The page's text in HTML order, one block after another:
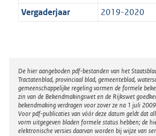
Vergaderjaar
2019-2020
Disclaimer
De hier aangeboden pdf-bestanden van het
Tractatenblad, provinciaal blad, gemeenteblad,
gemeenschappelijke regeling vormen de formele
zin van de Bekendmakingswet en de Rijkswet
bekendmaking verdragen voor zover ze na 1 juli
Voor pdf-publicaties van vóór deze datum geldt dat
vorm uitgegeven bladen formele status hebben; de
elektronische versies daarvan worden bij wijze van